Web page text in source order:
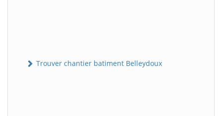
Trouver chantier batiment Belleydoux